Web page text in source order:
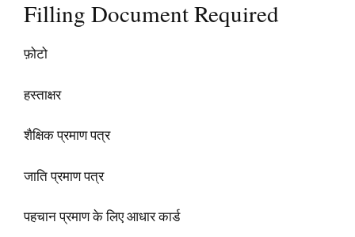
Filling Document Required
फ़ोटो
हस्ताक्षर
शैक्षिक प्रमाण पत्र
जाति प्रमाण पत्र
पहचान प्रमाण के लिए आधार कार्ड